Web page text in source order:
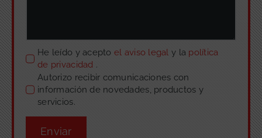
He leído y acepto el aviso legaly la política
de privacidad .
Autorizo recibir comunicaciones con
información de novedades, productos y
servicios.
Enviar